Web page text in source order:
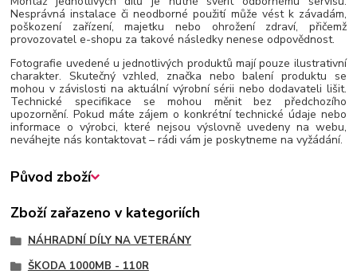
Nesprávná instalace či neodborné použití může vést k závadám,
poškození zařízení, majetku nebo ohrožení zdraví, přičemž
provozovatel e-shopu za takové následky nenese odpovědnost.
Fotografie uvedené u jednotlivých produktů mají pouze ilustrativní
charakter. Skutečný vzhled, značka nebo balení produktu se
mohou v závislosti na aktuální výrobní sérii nebo dodavateli lišit.
Technické specifikace se mohou měnit bez předchozího
upozornění. Pokud máte zájem o konkrétní technické údaje nebo
informace o výrobci, které nejsou výslovně uvedeny na webu,
neváhejte nás kontaktovat – rádi vám je poskytneme na vyžádání.
Původ zboží
Zboží zařazeno v kategoriích
NÁHRADNÍ DÍLY NA VETERÁNY
ŠKODA 1000MB - 110R